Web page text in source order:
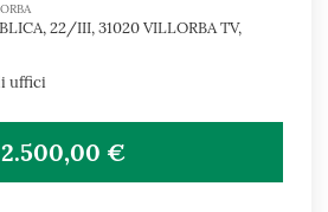
22/III, 31020 VILLORBA TV,
uffici
2.500,00 €